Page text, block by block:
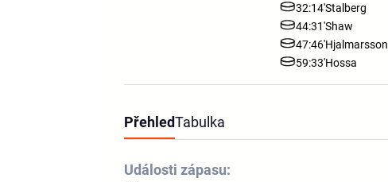
32:14'Stalberg
44:31'Shaw
47:46'Hjalmarsson
59:33'Hossa
PřehledTabulka
Události zápasu: